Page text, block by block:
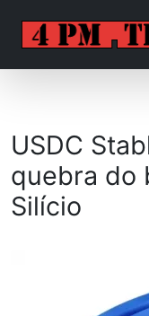
USDC
quebra do
Silício